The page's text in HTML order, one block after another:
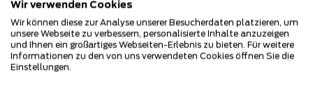
Wir verwenden Cookies
Wir können diese zur Analyse unserer Besucherdaten platzieren, um
unsere Webseite zu verbessern, personalisierte Inhalte anzuzeigen
und Ihnen ein großartiges Webseiten-Erlebnis zu bieten. Für weitere
Informationen zu den von uns verwendeten Cookies öffnen Sie die
Einstellungen.